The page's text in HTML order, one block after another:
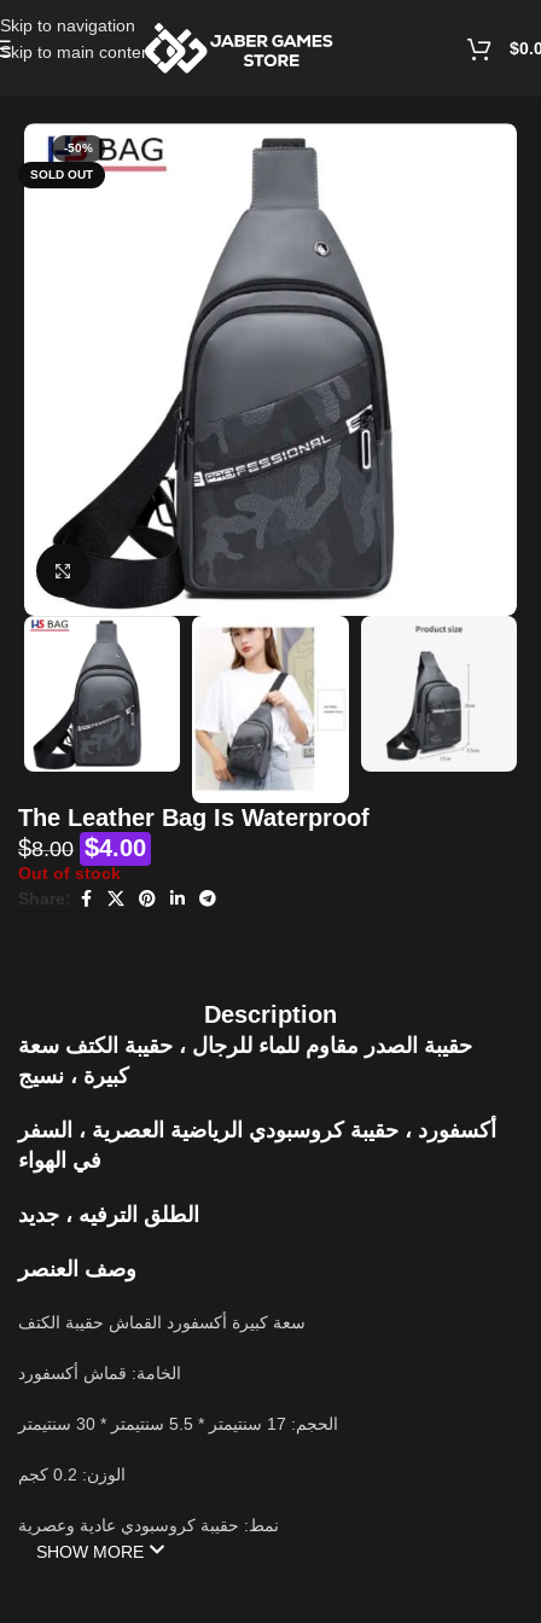
Skip to navigation
Skip to main content
$
-50%
SOLD OUT
The Leather Bag Is Waterproof
$8.00 $4.00
Out of stock
Share:
Description
حقيبة الصدر مقاوم للماء للرجال ، حقيبة الكتف سعة
كبيرة ، نسيج
أكسفورد ، حقيبة كروسبودي الرياضية العصرية ، السفر
في الهواء
الطلق الترفيه ، جديد
وصف العنصر
سعة كبيرة أكسفورد القماش حقيبة الكتف
الخامة: قماش أكسفورد
الحجم: 17 سنتيمتر * 5.5 سنتيمتر * 30 سنتيمتر
الوزن: 0.2 كجم
نمط: حقيبة كروسبودي عادية وعصرية
SHOW MORE